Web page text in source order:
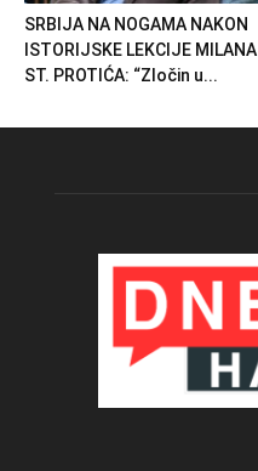
SRBIJA NA NOGAMA NAKON
ISTORIJSKE LEKCIJE MILANA
ST. PROTIĆA: “Zločin u...